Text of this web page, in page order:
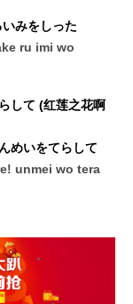
みをしった
ru imi wo
して (红莲之花啊
めいをてらして
unmei wo tera